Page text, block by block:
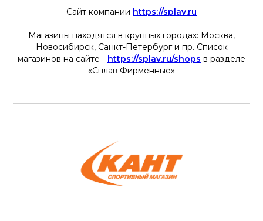
Сайт компании https://splav.ru
Магазины находятся в крупных городах: Москва,
Новосибирск, Санкт-Петербург и пр. Список
магазинов на сайте - https://splav.ru/shops в разделе
«Сплав Фирменные»